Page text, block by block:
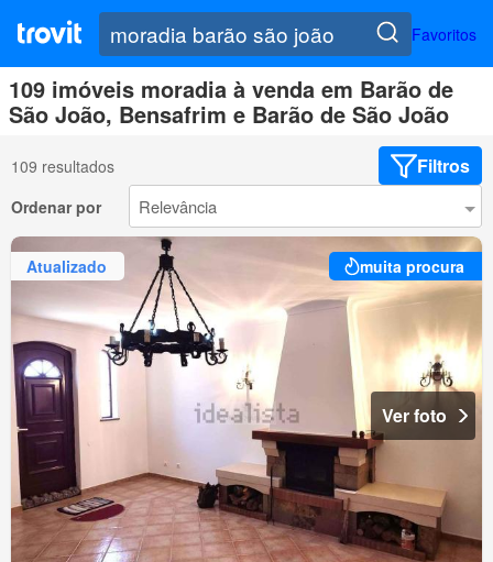
Favoritos
109 imóveis moradia à venda em Barão de
São João, Bensafrim e Barão de São João
109 resultados Filtros
Ordenar por
Atualizado muita procura
Ver foto